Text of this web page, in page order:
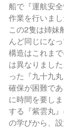
船で『運航安
作業を行いまし
この2隻は姉妹
んど同じにな
構造はこれま
は異なりまし
った『九十九
確保が困難で
に時間を要し
する『紫雲丸』
の学びから、設